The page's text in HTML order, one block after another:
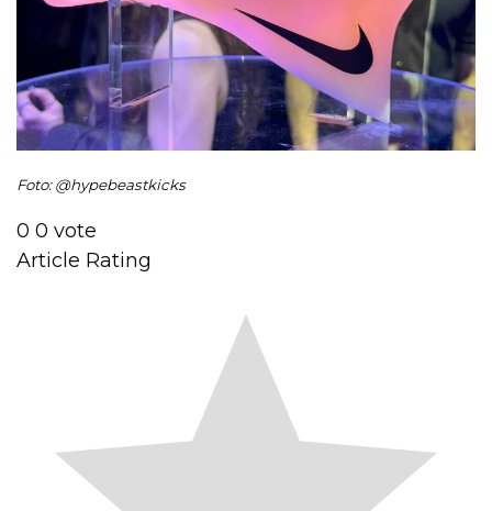
Foto: @hypebeastkicks
0 0 vote
Article Rating